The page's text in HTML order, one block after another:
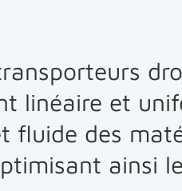
linéaire et
fluide des
ainsi